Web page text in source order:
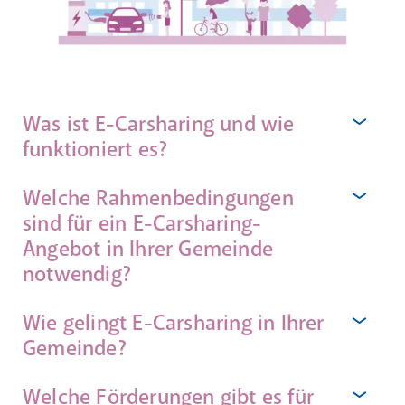
Was ist E-Carsharing und wie
funktioniert es?
Das Konzept des „Auto teilens" ermöglicht
Nutzer*innen auf ein eigenes (Zweit-)Auto zu
verzichten. Mit der Initiierung von E-Carsharing
verfügt die Gemeinde über eine entscheidende
Maßnahme, um dem stetig zunehmenden
entgegenzuwirken.
Welche Rahmenbedingungen
sind für ein E-Carsharing-
Angebot in Ihrer Gemeinde
notwendig?
Für Gemeinden, die E-Carsharing erfolgreich
implementieren möchten, sind folgende fünf
Wie gelingt E-Carsharing in Ihrer
Gemeinde?
Ein erfolgreicher E-Carsharingbetrieb orientiert sich
Welche Förderungen gibt es für